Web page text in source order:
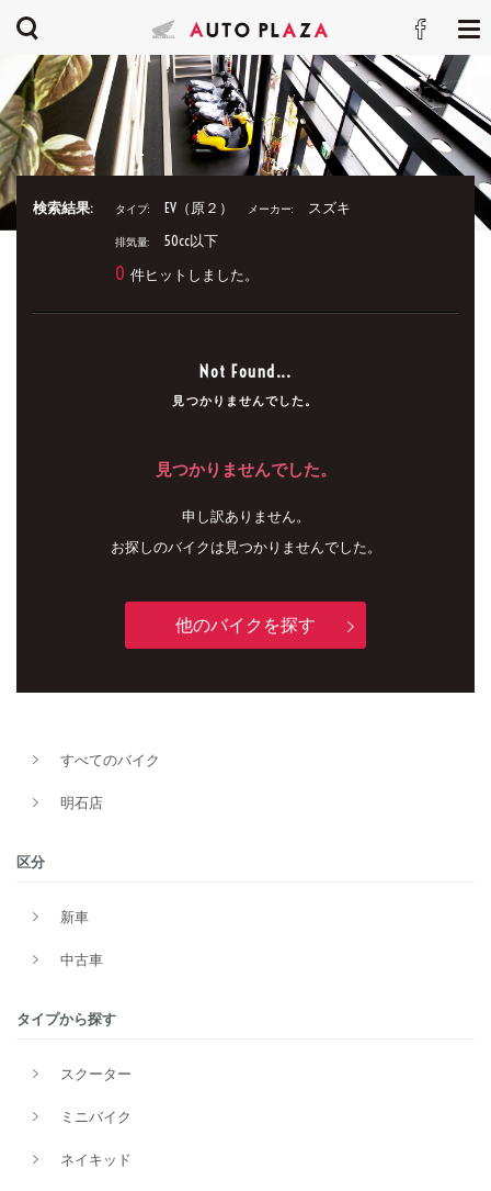
検索結果: タイプ: EV（原２） メーカー: スズキ
排気量: 50cc以下
0 件ヒットしました。
Not Found...
見つかりませんでした。
見つかりませんでした。
申し訳ありません。
お探しのバイクは見つかりませんでした。
他のバイクを探す
すべてのバイク
明石店
区分
新車
中古車
タイプから探す
スクーター
ミニバイク
ネイキッド
新車
タイプ
価格